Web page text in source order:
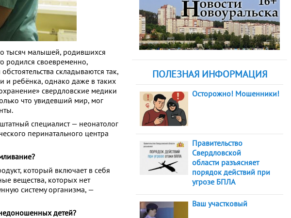
тысяч малышей, родившихся
родился своевременно,
складываются так,
и ребёнка, однако даже в таких
свердловские медики
что увидевший мир, мог
специалист — неонатолог
перинатального центра
который включает в себя
вещества, которых нет
систему организма, —
детей?
ПОЛЕЗНАЯ ИНФОРМАЦИЯ
Осторожно! Мошенники!
Правительство
Свердловской
области разъясняет
порядок действий при
угрозе БПЛА
Ваш участковый